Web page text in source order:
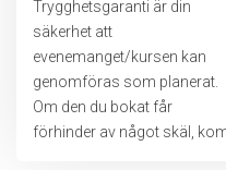
Trygghetsgaranti är din
säkerhet att
evenemanget/kursen kan
genomföras som planerat.
Om den du bokat får
förhinder av något skäl,